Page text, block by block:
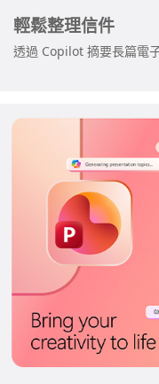
輕鬆整理信件
透過 Copilot 摘要長篇電